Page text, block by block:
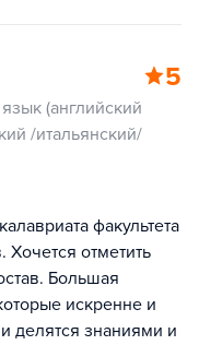
5
(английский
/итальянский/
факультета
отметить
Большая
искренне и
делятся знаниями и